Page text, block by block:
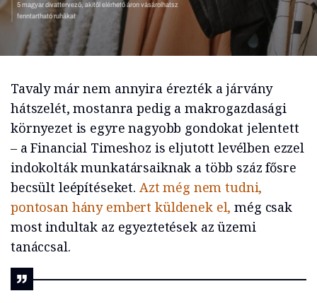
5 magyar divattervező, akitől elérhető áron vásárolhatsz
fenntartható ruhákat
Tavaly már nem annyira érezték a járvány
hátszelét, mostanra pedig a makrogazdasági
környezet is egyre nagyobb gondokat jelentett
–a Financial Timeshoz is eljutott levélben ezzel
indokolták munkatársaiknak a több száz fősre
becsült leépítéseket. Azt még nem tudni,
pontosan hány embert küldenek el, még csak
most indultak az egyeztetések az üzemi
tanáccsal.